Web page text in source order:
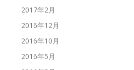
2017年2月
2016年12月
2016年10月
2016年5月